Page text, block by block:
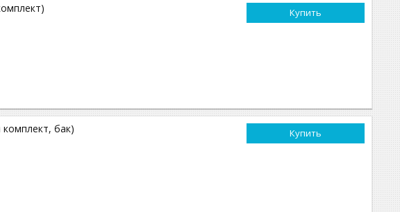
Купить
Купить
комплект, бак)